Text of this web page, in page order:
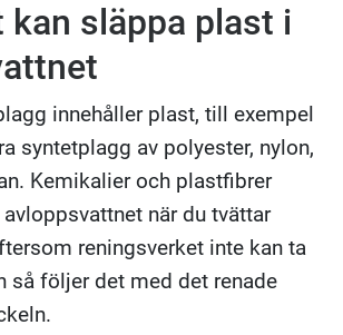
kan släppa plast i
innehåller plast, till exempel
syntetplagg av polyester, nylon,
Kemikalier och plastfibrer
när du tvättar
reningsverket inte kan ta
så följer det med det renade